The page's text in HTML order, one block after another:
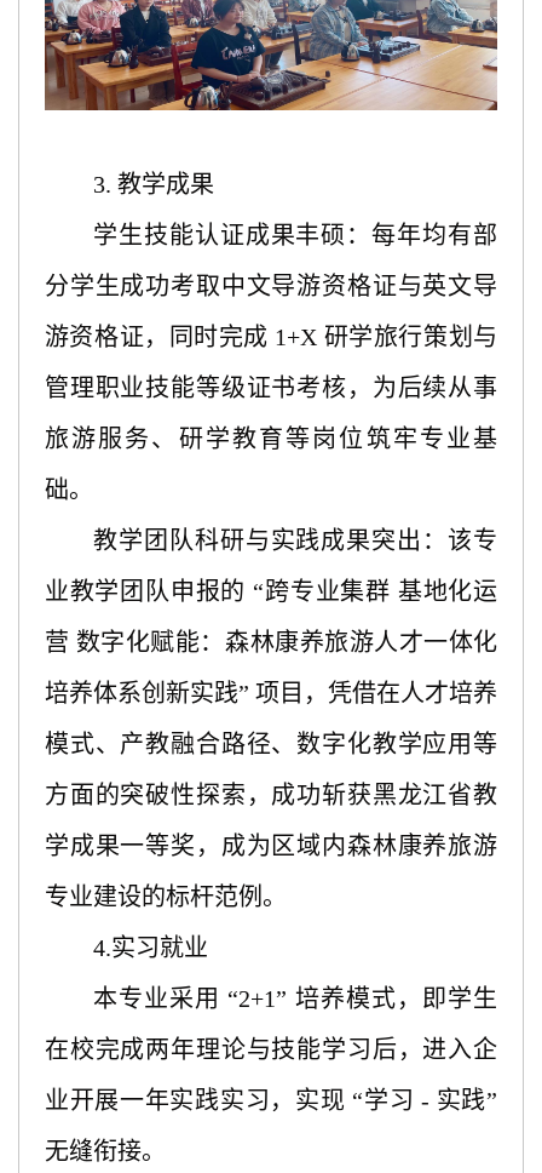
3. 教学成果
学生技能认证成果丰硕：每年均有部
分学生成功考取中文导游资格证与英文导
游资格证，同时完成 1+X 研学旅行策划与
管理职业技能等级证书考核，为后续从事
旅游服务、研学教育等岗位筑牢专业基
础。
教学团队科研与实践成果突出：该专
业教学团队申报的 “跨专业集群 基地化运
营 数字化赋能：森林康养旅游人才一体化
培养体系创新实践” 项目，凭借在人才培养
模式、产教融合路径、数字化教学应用等
方面的突破性探索，成功斩获黑龙江省教
学成果一等奖，成为区域内森林康养旅游
专业建设的标杆范例。
4.实习就业
本专业采用 “2+1” 培养模式，即学生
在校完成两年理论与技能学习后，进入企
业开展一年实践实习，实现 “学习 - 实践”
无缝衔接。